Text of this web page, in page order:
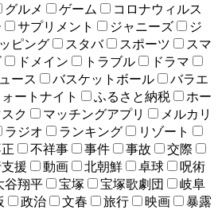
グルメ ゲーム
コロナウィルス
サプリメント ジャニーズ
ジ
ピング スタバ スポーツ
スマ
ドメイン トラブル
ドラマ
ース バスケットボール
バラエ
ートナイト ふるさと納税
ホー
ク マッチングアプリ
メルカリ
ラジオ ランキング
リゾート
不祥事 事件 事故
交際
援 動画 北朝鮮 卓球
呪術
谷翔平 宝塚 宝塚歌劇団
岐阜
政治 文春 旅行 映画
暴露